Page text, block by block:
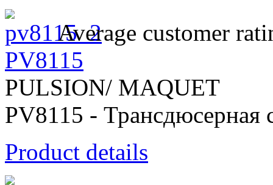
Average customer
PV8115
PULSION/ MAQUET
PV8115 - Трансдюсерная
Product details